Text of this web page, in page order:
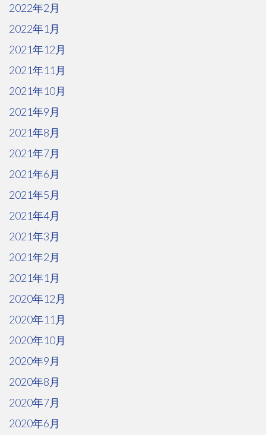
2022年2月
2022年1月
2021年12月
2021年11月
2021年10月
2021年9月
2021年8月
2021年7月
2021年6月
2021年5月
2021年4月
2021年3月
2021年2月
2021年1月
2020年12月
2020年11月
2020年10月
2020年9月
2020年8月
2020年7月
2020年6月